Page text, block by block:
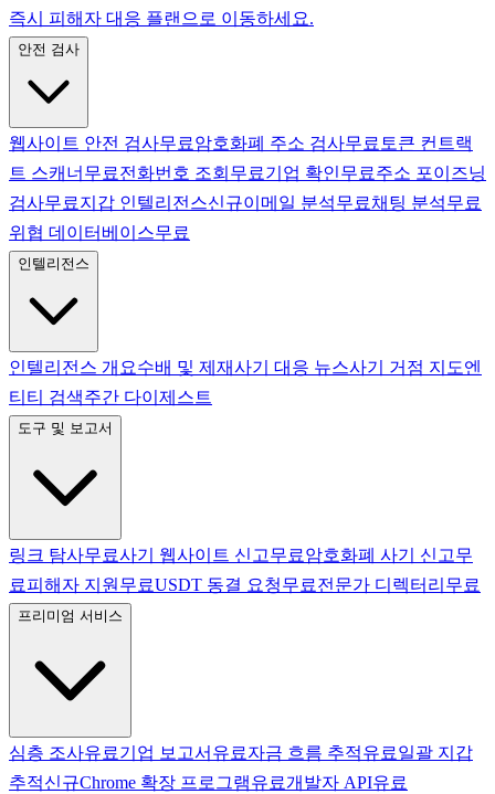
즉시 피해자 대응 플랜으로 이동하세요.
안전 검사
웹사이트 안전 검사무료암호화폐 주소 검사무료 토큰 컨트랙
트 스캐너 무료전화번호 조회 무료기업 확인무료주소 포이즈닝
검사무료지갑 인텔리전스신규이메일 분석무료채팅 분석무료
위협 데이터베이스무료
인텔리전스
인텔리전스 개요수배 및 제재사기 대응 뉴스사기 거점 지도엔
티티 검색주간 다이제스트
도구 및 보고서
링크 탐사무료사기 웹사이트 신고무료암호화폐 사기 신고무
료피해자 지원 무료USDT 동결 요청무료전문가 디렉터리 무료
프리미엄 서비스
심층 조사유료기업 보고서 유료자금 흐름 추적유료일괄 지갑
추적신규Chrome 확장 프로그램유료개발자 API유료